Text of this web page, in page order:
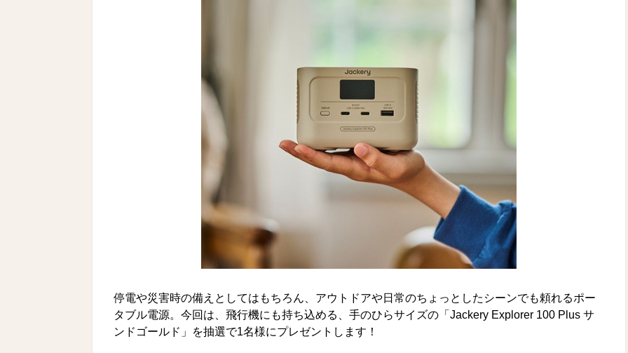
停電や災害時の備えとしてはもちろん、アウトドアや日常のちょっとしたシーンでも頼れるポー
タブル電源。今回は、飛行機にも持ち込める、手のひらサイズの「Jackery Explorer 100 Plus サ
ンドゴールド」を抽選で1名様にプレゼントします！